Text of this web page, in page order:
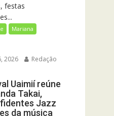
festas
Mariana
2026
Redação
Uaimií reúne
Takai,
Jazz
da música